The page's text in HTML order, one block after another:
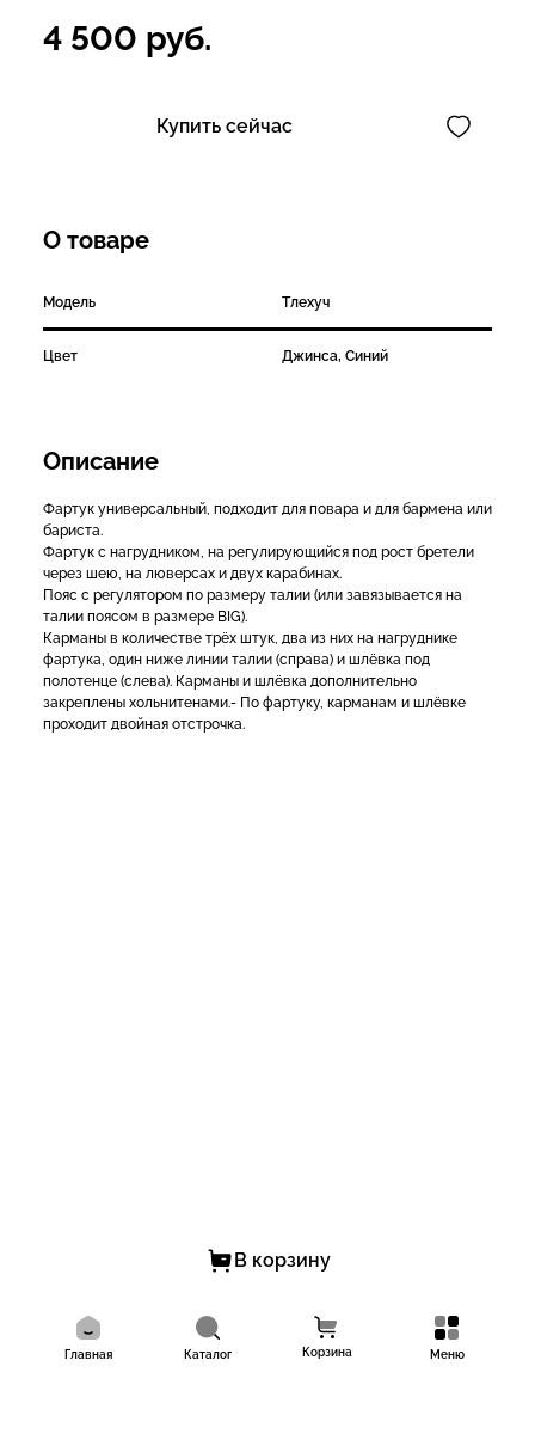
4 500 руб.
Купить сейчас
О товаре
Модель Тлехуч
Цвет Джинса, Синий
Описание
Фартук универсальный, подходит для повара и для бармена или
бариста.
Фартук с нагрудником, на регулирующийся под рост бретели
через шею, на люверсах и двух карабинах.
Пояс с регулятором по размеру талии (или завязывается на
талии поясом в размере BIG).
Карманы в количестве трёх штук, два из них на нагруднике
фартука, один ниже линии талии (справа) и шлёвка под
полотенце (слева). Карманы и шлёвка дополнительно
закреплены хольнитенами.- По фартуку, карманам и шлёвке
проходит двойная отстрочка.
В корзину
Главная Каталог Корзина Меню